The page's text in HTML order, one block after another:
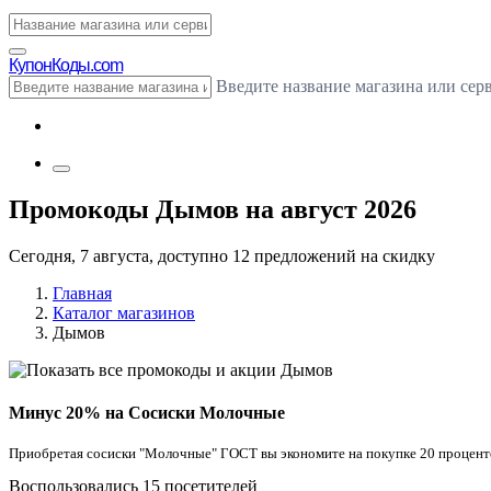
КупонКоды.com
Введите название магазина или
Промокоды Дымов на август 2026
Сегодня, 7 августа, доступно 12 предложений на скидку
Главная
Каталог магазинов
Дымов
Минус 20% на Сосиски Молочные
Приобретая сосиски "Молочные" ГОСТ вы экономите на покупке 20
Воспользовались 15 посетителей